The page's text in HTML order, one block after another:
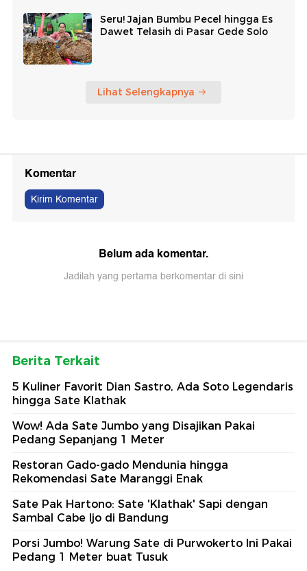
Seru! Jajan Bumbu Pecel hingga Es
Dawet Telasih di Pasar Gede Solo
Lihat Selengkapnya
Komentar
Kirim Komentar
Belum ada komentar.
Jadilah yang pertama berkomentar di sini
Berita Terkait
5 Kuliner Favorit Dian Sastro, Ada Soto Legendaris
hingga Sate Klathak
Wow! Ada Sate Jumbo yang Disajikan Pakai
Pedang Sepanjang 1 Meter
Restoran Gado-gado Mendunia hingga
Rekomendasi Sate Maranggi Enak
Sate Pak Hartono: Sate 'Klathak' Sapi dengan
Sambal Cabe Ijo di Bandung
Porsi Jumbo! Warung Sate di Purwokerto Ini Pakai
Pedang 1 Meter buat Tusuk